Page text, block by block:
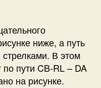
ниже, а путь
стрелками. В этом
по пути CB-RL – DA
на рисунке.